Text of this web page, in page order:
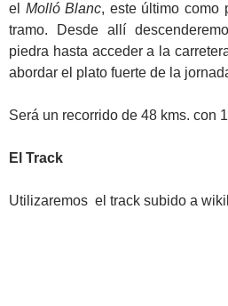
el Molló Blanc, este último como
tramo. Desde allí
piedra hasta acceder a la
abordar el plato fuerte de la
Será un recorrido de 48 kms. con
El Track
Utilizaremos el track subido a